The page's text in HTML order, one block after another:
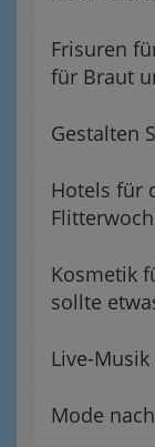
Frisuren
für Braut
Gestalten
Hotels für
Kosmetik
sollte
Live-
Mode